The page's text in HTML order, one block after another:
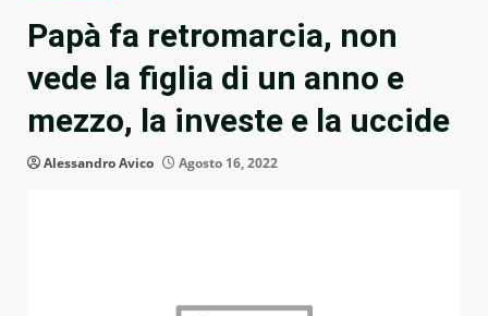
Papà fa retromarcia, non
vede la figlia di un anno e
mezzo, la investe e la uccide
Alessandro Avico Agosto 16, 2022